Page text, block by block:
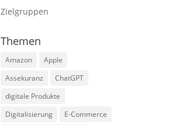
Zielgruppen
Themen
Amazon
Apple
Assekuranz
ChatGPT
digitale Produkte
Digitalisierung
E-Commerce